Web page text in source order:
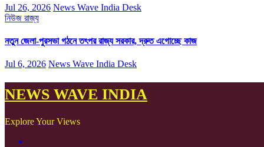
Jul 26, 2026 News Wave India Desk
নিউজ রাজ্য
নতুন জেলা-পুরসভা গঠনে তৎপর রাজ্য সরকার, দ্রুত এগোচ্ছে কাজ
Jul 6, 2026 News Wave India Desk
NEWS WAVE INDIA
Explore Your Views